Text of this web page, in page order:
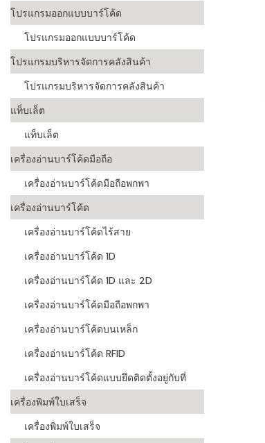
โปรแกรมออกแบบบาร์โค้ด
โปรแกรมออกแบบบาร์โค้ด
โปรแกรมบริหารจัดการคลังสินค้า
โปรแกรมบริหารจัดการคลังสินค้า
แท็บเล็ต
แท็บเล็ต
เครื่องอ่านบาร์โค้ดมือถือ
เครื่องอ่านบาร์โค้ดมือถือพกพา
เครื่องอ่านบาร์โค้ด
เครื่องอ่านบาร์โค้ดไร้สาย
เครื่องอ่านบาร์โค้ด 1D
เครื่องอ่านบาร์โค้ด 1D และ 2D
เครื่องอ่านบาร์โค้ดมือถือพกพา
เครื่องอ่านบาร์โค้ดบนเหล็ก
เครื่องอ่านบาร์โค้ด RFID
เครื่องอ่านบาร์โค้ดแบบยึดติดตั้งอยู่กับที่
เครื่องพิมพ์ใบเสร็จ
เครื่องพิมพ์ใบเสร็จ